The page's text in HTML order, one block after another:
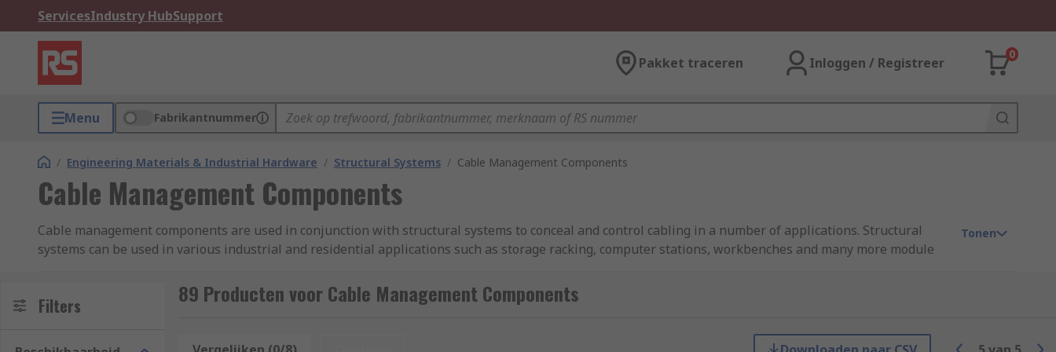
ServicesIndustry HubSupport
Pakket traceren Inloggen / Registreer
0
Menu Fabrikantnummer
/ Engineering Materials & Industrial Hardware / Structural Systems / Cable Management Components
Cable Management Components
Cable management components are used in conjunction with structural systems to conceal and control cabling in a number of applications. Structural
systems can be used in various industrial and residential applications such as storage racking, computer stations, workbenches and many more module
management allows you to ensure the safe routing of cables to and from any source.
Tonen
Filters 89 Producten voor Cable Management Components